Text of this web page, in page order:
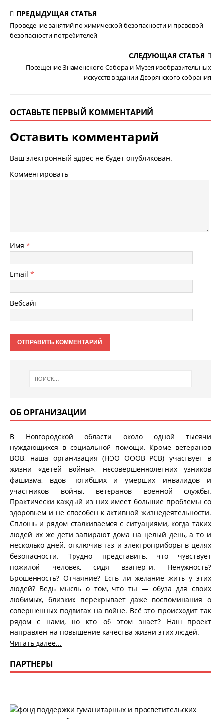
ПРЕДЫДУЩАЯ СТАТЬЯ
Проведение занятий по химической безопасности и правовой
безопасности потребителей
СЛЕДУЮЩАЯ СТАТЬЯ
Посещение Знаменского Собора и Музея изобразительных
искусств в здании Дворянского собрания
ОСТАВЬТЕ ПЕРВЫЙ КОММЕНТАРИЙ
Оставить комментарий
Ваш электронный адрес не будет опубликован.
Комментировать
Имя *
Email *
Вебсайт
ОБ ОРГАНИЗАЦИИ
В Новгородской области около одной тысячи
нуждающихся в социальной помощи. Кроме ветеранов
ВОВ, наша организация (НОО ОООВ РСВ) участвует в
жизни «детей войны», несовершеннолетних узников
фашизма, вдов погибших и умерших инвалидов и
участников войны, ветеранов военной службы.
Практически каждый из них имеет большие проблемы со
здоровьем и не способен к активной жизнедеятельности.
Сплошь и рядом сталкиваемся с ситуациями, когда таких
людей их же дети запирают дома на целый день, а то и
несколько дней, отключив газ и электроприборы в целях
безопасности. Трудно представить, что чувствует
пожилой человек, сидя взаперти. Ненужность?
Брошенность? Отчаяние? Есть ли желание жить у этих
людей? Ведь мысль о том, что ты — обуза для своих
любимых, близких перекрывает даже воспоминания о
совершенных подвигах на войне. Всё это происходит так
рядом с нами, но кто об этом знает? Наш проект
направлен на повышение качества жизни этих людей.
Читать далее...
ПАРТНЕРЫ